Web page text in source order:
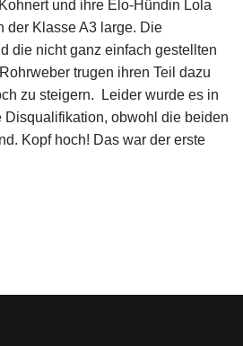
und ihre Elo-Hündin Lola
der Klasse A3 large. Die
die nicht ganz einfach gestellten
trugen ihren Teil dazu
zu steigern. Leider wurde es in
Disqualifikation, obwohl die beiden
Kopf hoch! Das war der erste